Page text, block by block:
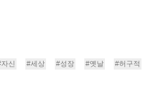
신 #세상 #성장 #옛날
#허구적